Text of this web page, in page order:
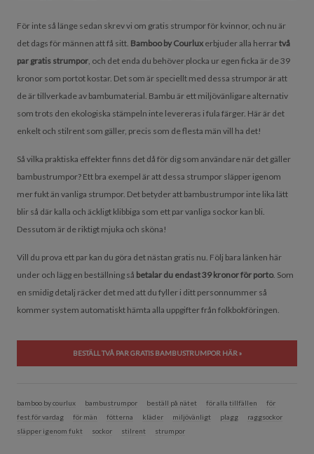
För inte så länge sedan skrev vi om gratis strumpor för kvinnor, och nu är
det dags för männen att få sitt. Bamboo by Courlux erbjuder alla herrartvå
par gratis strumpor, och det enda du behöver plocka ur egen ficka är de 39
kronor som portot kostar. Det som är speciellt med dessa strumpor är att
de är tillverkade av bambumaterial. Bambu är ett miljövänligare alternativ
som trots den ekologiska stämpeln inte levereras i fula färger. Här är det
enkelt och stilrent som gäller, precis som de flesta män vill ha det!
Så vilka praktiska effekter finns det då för dig som användare när det gäller
bambustrumpor? Ett bra exempel är att dessa strumpor släpper igenom
mer fukt än vanliga strumpor. Det betyder att bambustrumpor inte lika lätt
blir så där kalla och äckligt klibbiga som ett par vanliga sockor kan bli.
Dessutom är de riktigt mjuka och sköna!
Vill du prova ett par kan du göra det nästan gratis nu. Följ bara länken här
under och lägg en beställning så betalar du endast 39 kronor för porto. Som
en smidig detalj räcker det med att du fyller i ditt personnummer så
kommer system automatiskt hämta alla uppgifter från folkbokföringen.
BESTÄLL TVÅ PAR GRATIS BAMBUSTRUMPOR HÄR »
bamboo by courlux bambustrumpor beställ på nätet för alla tillfällen
för
fest.för vardag
för män fötterna kläder miljövänligt plagg
raggsockor
släpper igenom fukt
sockor stilrent strumpor